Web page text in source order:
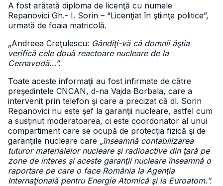
A fost arătată diploma de licenţă cu numele
Repanovici Gh.- I. Sorin – “Licenţiat în ştiinţe politice”,
urmată de foaia matricolă.
„Andreea Creţulescu: Gândiţi-vă că domnii ăştia
verifică cele două reactoare nucleare de la
Cernavodă…”.
Toate aceste informaţii au fost infirmate de către
preşedintele CNCAN, d-na Vajda Borbala, care a
intervenit prin telefon şi care a precizat că dl. Sorin
Repanovici nu este şef la garanţii nucleare, astfel cum
a susţinut moderatoarea, ci este coordonator al unui
compartiment care se ocupă de protecţia fizică şi de
garanţiile nucleare care „înseamnă contabilizarea
tuturor materialelor nucleare şi radioactive din ţară pe
zone de interes şi aceste garanţii nucleare înseamnă o
raportare pe care o face România la Agenţia
Internaţională pentru Energie Atomică şi la Euroatom.”.